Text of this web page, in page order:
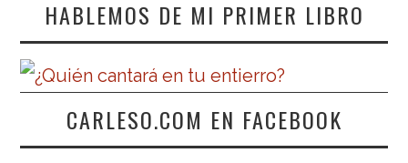
HABLEMOS DE MI PRIMER LIBRO
CARLESO.COM EN FACEBOOK